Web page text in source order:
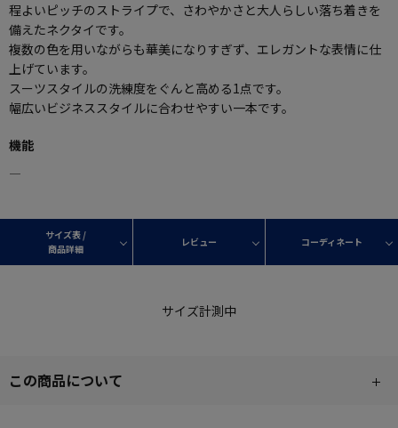
程よいピッチのストライプで、さわやかさと大人らしい落ち着きを
備えたネクタイです。
複数の色を用いながらも華美になりすぎず、エレガントな表情に仕
上げています。
スーツスタイルの洗練度をぐんと高める1点です。
幅広いビジネススタイルに合わせやすい一本です。
機能
―
サイズ表 /
商品詳細
レビュー コーディネート
サイズ計測中
この商品について